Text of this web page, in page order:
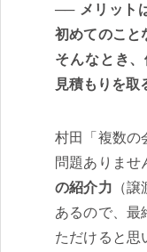
メリット
初めてのこと
そんなとき
見積もりを取
村田「複数の
問題ありませ
の紹介力 （
あるので、最
ただけると思